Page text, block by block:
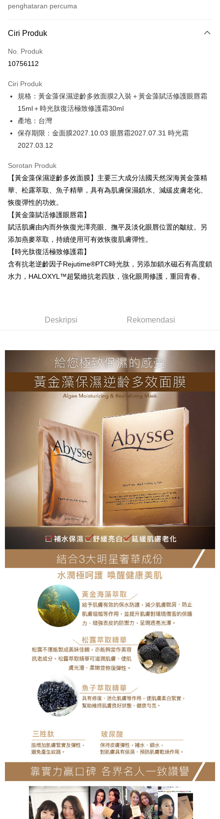
penghataran percuma
Kad Kredit (Bayaran Penuh)
Ansuran Kad Kredit
Taiwan Cooperative Bank
Hua Nan Commercial
Bank
Chang Hwa Commercial
Bank
The Shanghai
Commercial & Savings
Bank
Fubon
Bank Cathay United
Taiwan Business Bank
Bank
HSBC Bank (Taiwan)
Limited
Hwatai Bank
Union Bank of Taiwan
Yuanta Commercial Bank
Bank SinoPac
Bank Komersial E.SUN
DBS Bank
Bank Antarabangsa
Taishin
Syarikat Kad Kredit
6 ansuran pada kadar faedah 0,
ansuran
21 Bank
Taiwan Cooperative Bank
Hua Nan Commercial Bank
The Shanghai Commercial &
Savings Bank
Bank Komersial Taipei Fubon
Taiwan Business Bank
Taichung Commercial Bank
HSBC Bank (Taiwan) Limited
Hwatai Bank
Yuanta Commercial Bank
Bank Komersial E.SUN
Bank Antarabangsa Taishin
Bank CTBC
Syarikat Kad Kredit Rakuten
Taiwan
Pengambilan di Kedai Serbaneka
LINE Pay
Easy Wallet
Google Pay
Plus PAY
Pemindahan ATM
Pilihan Penghantaran
全家取貨付款
NT$2,000 atau lebih
NT$80/pesanan | Penghantaran percuma untuk pesanan
NT$2,000 atau lebih
NT$80/pesanan | Penghantaran percuma untuk pesanan
NT$2,000 atau lebih
NT$80/pesanan | Penghantaran percuma untuk pesanan
NT$2,000 atau lebih
NT$120/pesanan | Penghantaran percuma untuk pesanan
NT$2,000 atau lebih
Kadar Penghantaran
Ciri Produk
No. Produk
10756112
Ciri Produk
規格：黃金藻保濕逆齡多效面膜2入裝＋黃金藻賦活修護眼唇霜
15ml＋時光肽復活極致修護霜30ml
產地：台灣
保存期限：金面膜2027.10.03 眼唇霜2027.07.31 時光霜
2027.03.12
Sorotan Produk
【黃金藻保濕逆齡多效面膜】主要三大成分法國天然深海黃金藻精
華、松露萃取、魚子精華，具有為肌膚保濕鎖水、減緩皮膚老化、
恢復彈性的功效。
【黃金藻賦活修護眼唇霜】
賦活肌膚由內而外恢復光澤亮眼、撫平及淡化眼唇位置的皺紋。另
添加燕麥萃取，持續使用可有效恢復肌膚彈性。
【時光肽復活極致修護霜】
含有抗老逆齡因子Rejutime®PTC時光肽，另添加鎖水磁石有高度鎖
水力，HALOXYL™超緊緻抗老四肽，強化眼周修護，重回青春。
Deskripsi Rekomendasi